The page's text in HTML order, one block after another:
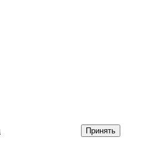
Принять